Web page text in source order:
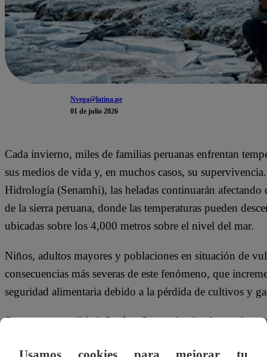
Nvega@latina.pe
01 de julio 2026
Cada invierno, miles de familias peruanas enfrentan
sus medios de vida y, en muchos casos, su
Hidrología (Senamhi), las heladas continuarán afectando
de la sierra peruana, donde las temperaturas pueden
ubicadas sobre los 4,000 metros sobre el nivel del mar.
Niños, adultos mayores y poblaciones en situación de
consecuencias más severas de este fenómeno, que
seguridad alimentaria debido a la pérdida de cultivos y
Frente a esta realidad,Latina Suma, la plataforma de
Usamos cookies para mejorar tu